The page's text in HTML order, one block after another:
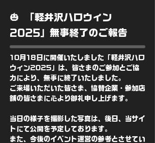
🎃 「軽井沢ハロウィン
2025」無事終了のご報告
10月18日に開催いたしました「軽井沢ハロ
ウィン2025」は、皆さまのご参加とご協
力により、無事に終了いたしました。
ご来場いただいた皆さま、協賛企業・参加店
舗の皆さまに心より御礼申し上げます。
当日の様子を撮影した写真は、後日、当サイ
トにて公開を予定しております。
また、今後のイベント運営の参考とさせてい